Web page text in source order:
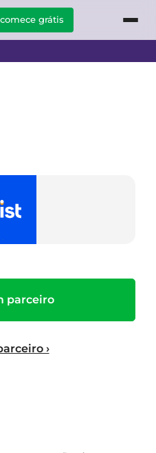
comece grátis
parceiro
›